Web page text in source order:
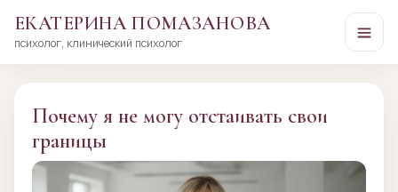
ЕКАТЕРИНА ПОМАЗАНОВА
психолог, клинический психолог
Почему я не могу отстаивать свои
границы